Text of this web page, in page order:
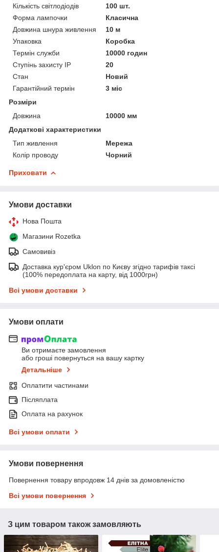
Кількість світлодіодів
100 шт.
Форма лампочки
Класична
Довжина шнура живлення
10 м
Упаковка
Коробка
Термін служби
10000 годин
Ступінь захисту IP
20
Стан
Новий
Гарантійний термін
3 міс
Розміри
Довжина
10000 мм
Додаткові характеристики
Тип живлення
Мережа
Колір проводу
Чорний
Приховати
Умови доставки
Нова Пошта
Магазини Rozetka
Самовивіз
Доставка кур'єром Uklon по Києву згідно тарифів таксі
(100% передоплата на карту, від 1000грн)
Всі умови доставки
Умови оплати
Ви отримаєте замовлення
або гроші повернуться на вашу картку
Детальніше
Оплатити частинами
Післяплата
Оплата на рахунок
Всі умови оплати
Умови повернення
Повернення товару впродовж 14 днів за домовленістю
Всі умови повернення
З цим товаром також замовляють